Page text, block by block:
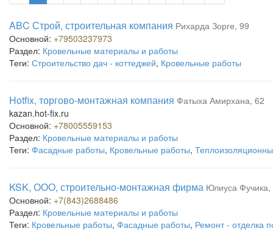
ABC Строй, строительная компания Рихарда Зорге, 99
Основной: +79503237973
Раздел: Кровельные материалы и работы
Теги: Строительство дач - коттеджей, Кровельные работы
Hotfix, торгово-монтажная компания Фатыха Амирхана, 62
kazan.hot-fix.ru
Основной: +78005559153
Раздел: Кровельные материалы и работы
Теги: Фасадные работы, Кровельные работы,
KSK, ООО, строительно-монтажная фирма Юлиуса Фучика,
Основной: +7(843)2688486
Раздел: Кровельные материалы и работы
Теги: Кровельные работы, Фасадные работы, Ремонт - отделка